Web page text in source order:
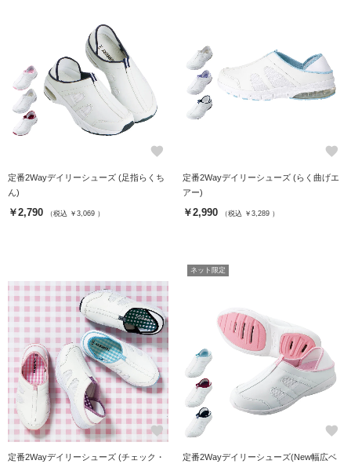
favorite
定番2Wayデイリーシューズ (足指らくち
ん)
￥2,790 （税込 ￥3,069 ）
favorite
定番2Wayデイリーシューズ (らく曲げエ
アー)
￥2,990 （税込 ￥3,289 ）
favorite
定番2Wayデイリーシューズ (チェック・
ネット限定
favorite
定番2Wayデイリーシューズ(New幅広ベ